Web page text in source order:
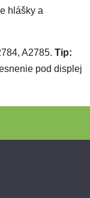
hlášky a
A2785. Tip:
pod displej